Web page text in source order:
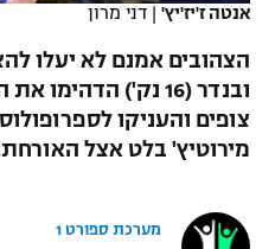
לוח שידורים
הפועל חיפה
הפועל באר שבע
מכבי נתניה
ליגה הולנדית
ליגה טורקית
ליגה סינית
ליגות נוספות
שחייה
ג'ודו
אגרוף
אנטה ז'יז'יץ' | דני מרון
צופים והעניקו
מירוטיץ' בלט אצל
מערכת ספורט 1